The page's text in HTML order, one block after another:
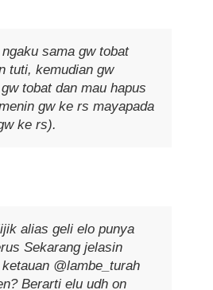
sama gw tobat
tuti, kemudian gw
tobat dan mau hapus
gw ke rs mayapada
ke rs).
alias geli elo punya
Sekarang jelasin
@lambe_turah
Berarti elu udh on